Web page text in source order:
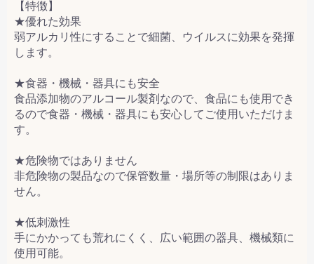
【特徴】
★優れた効果
弱アルカリ性にすることで細菌、ウイルスに効果を発揮
します。
★食器・機械・器具にも安全
食品添加物のアルコール製剤なので、食品にも使用でき
るので食器・機械・器具にも安心してご使用いただけま
す。
★危険物ではありません
非危険物の製品なので保管数量・場所等の制限はありま
せん。
★低刺激性
手にかかっても荒れにくく、広い範囲の器具、機械類に
使用可能。